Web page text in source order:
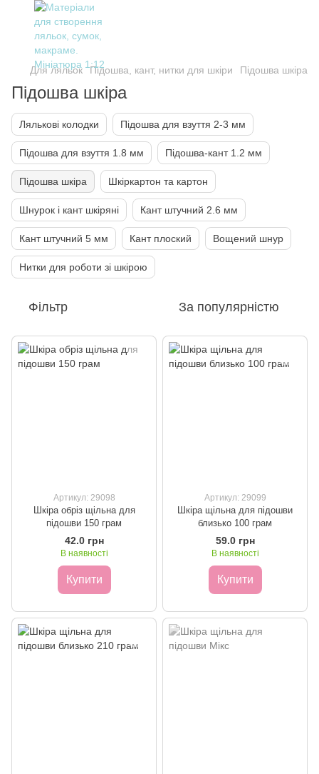
Для ляльок Підошва, кант, нитки для шкіри Підошва шкіра
Підошва шкіра
Лялькові колодки Підошва для взуття 2-3 мм
Підошва для взуття 1.8 мм Підошва-кант 1.2 мм
Підошва шкіра Шкіркартон та картон
Шнурок і кант шкіряні Кант штучний 2.6 мм
Кант штучний 5 мм Кант плоский Вощений шнур
Нитки для роботи зі шкірою
Фільтр За популярністю
Артикул: 29098
Шкіра обріз щільна для
підошви 150 грам
42.0 грн
В наявності
Купити
Артикул: 29099
Шкіра щільна для підошви
близько 100 грам
59.0 грн
В наявності
Купити